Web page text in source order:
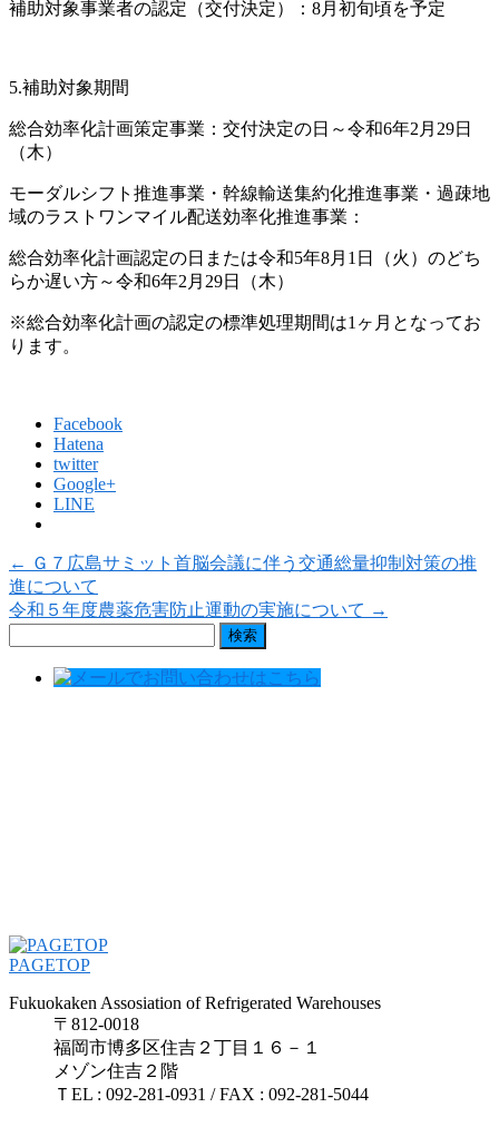
補助対象事業者の認定（交付決定）：8月初旬頃を予定
5.補助対象期間
総合効率化計画策定事業：交付決定の日～令和6年2月29日
（木）
モーダルシフト推進事業・幹線輸送集約化推進事業・過疎地
域のラストワンマイル配送効率化推進事業：
総合効率化計画認定の日または令和5年8月1日（火）のどち
らか遅い方～令和6年2月29日（木）
※総合効率化計画の認定の標準処理期間は1ヶ月となってお
ります。
Facebook
Hatena
twitter
Google+
LINE
← Ｇ７広島サミット首脳会議に伴う交通総量抑制対策の推
進について
令和５年度農薬危害防止運動の実施について →
PAGETOP
Fukuokaken Assosiation of Refrigerated Warehouses
〒812-0018
福岡市博多区住吉２丁目１６－１
メゾン住吉２階
ＴEL : 092-281-0931 / FAX : 092-281-5044